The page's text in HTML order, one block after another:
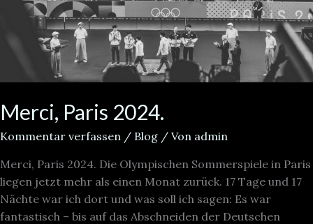
Merci, Paris 2024.
Kommentar verfassen / Blog / Von admin
Merci, Paris 2024. Die Olympischen Sommerspiele in Paris
liegen jetzt mehr als einen Monat zurück. 17 Tage und 17
Nächte war ich dort und was soll ich sagen: Es war
fantastisch – bis auf das Abschneiden der Deutschen